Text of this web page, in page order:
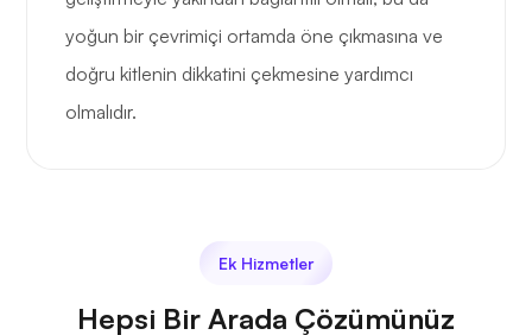
yoğun bir çevrimiçi ortamda öne çıkmasına ve
doğru kitlenin dikkatini çekmesine yardımcı
olmalıdır.
Ek Hizmetler
Hepsi Bir Arada Çözümünüz